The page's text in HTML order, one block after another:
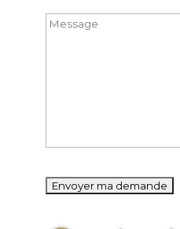
Please
leave